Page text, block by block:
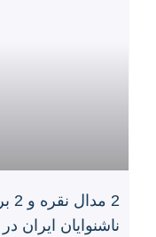
2
ناشنوایان ایران